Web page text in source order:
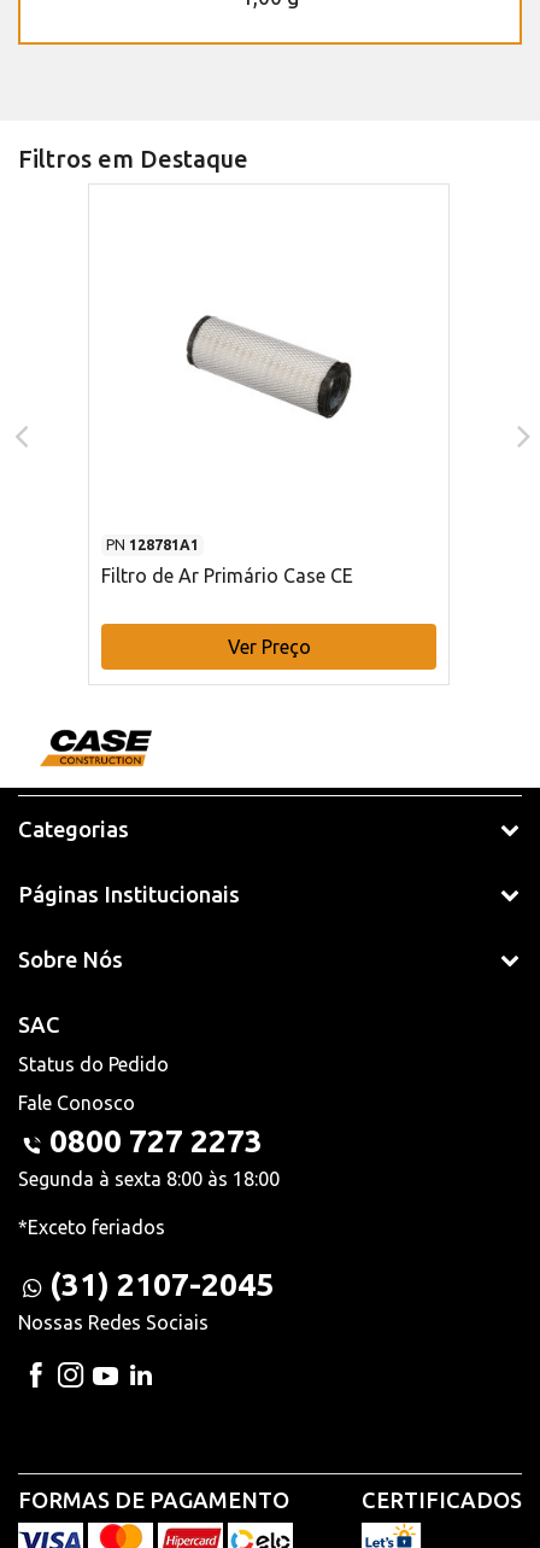
Filtros em Destaque
PN 128781A1
Filtro de Ar Primário Case CE
Ver Preço
Categorias
Páginas Institucionais
Sobre Nós
SAC
Status do Pedido
Fale Conosco
0800 727 2273
Segunda à sexta 8:00 às 18:00
*Exceto feriados
(31) 2107-2045
Nossas Redes Sociais
FORMAS DE PAGAMENTO CERTIFICADOS